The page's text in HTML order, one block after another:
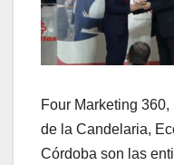
Four Marketing
de la Candelaria,
Córdoba son las